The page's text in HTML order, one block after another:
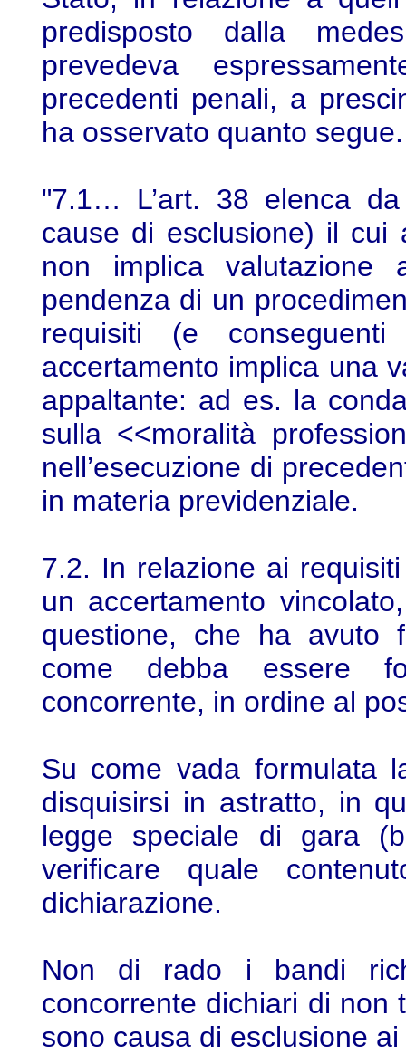
predisposto dalla
prevedeva
precedenti penali, a
ha osservato quanto segue.
"7.1… L’art. 38 elenca
cause di esclusione) il cui
non implica
pendenza di un
requisiti (e
accertamento implica una
appaltante: ad es. la
sulla <<moralità
nell’esecuzione di
in materia previdenziale.
7.2. In relazione ai
un accertamento
questione, che ha avuto
come debba essere
concorrente, in ordine al
Su come vada formulata
disquisirsi in astratto, in
legge speciale di gara
verificare quale
dichiarazione.
Non di rado i bandi
concorrente dichiari di non
sono causa di esclusione